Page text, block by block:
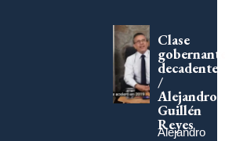
Clase
decadente
/
Alejandro
Guillén
Reyes
Alejandro